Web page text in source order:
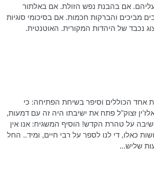
אם בהבנת נפש הזולת. אם באלתור
מביכים והברקות חכמות. אם בסיכומי סוגיות
נכבד של היהדות המקורית. האוטנטית.
אחד הכוללים וסיפר בשיחת הפתיחה: כי
זצוק"ל פתח את ישיבתו היה זה עם דמעות,
על טהרת הקדש! הוסיף המשגיח: אנו אין
כאלו, די לנו לספר על רבי חיים, ומיד.. החל
שליש...